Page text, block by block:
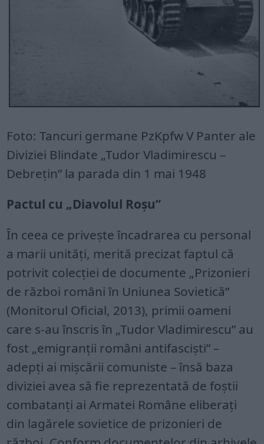
Foto: Tancuri germane PzKpfw V Panter ale
Diviziei Blindate „Tudor Vladimirescu –
Debrețin” la parada din 1 mai 1948
Pactul cu „Diavolul Roșu”
În ceea ce privește încadrarea cu personal
a marii unități, merită precizat faptul că
potrivit colecției de documente „Prizonieri
de război români în Uniunea Sovietică”
(Monitorul Oficial, 2013), primii oameni
care s-au înscris în „Tudor Vladimirescu” au
fost „emigranții români antifasciști” –
adepți ai mișcării comuniste – însă baza
diviziei avea să fie reprezentată de foștii
combatanți ai Armatei Române eliberați
din lagărele sovietice de prizonieri de